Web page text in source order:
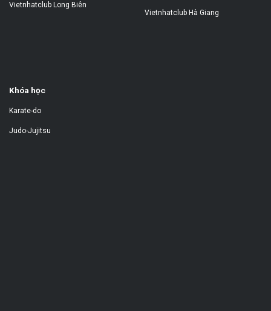
Vietnhatclub Long Biên
Vietnhatclub Hà Giang
Khóa học
Karate-do
Judo-Jujitsu